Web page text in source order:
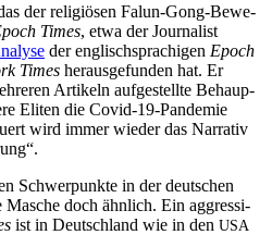
der reli­giö­sen Falun-Gong-Bewe­
Times, etwa der Jour­na­list
der eng­lisch­spra­chi­gen Epoch
Times her­aus­ge­fun­den hat. Er
Arti­keln auf­ge­stellte Behaup­
Eliten die Covid-19-Pan­de­mie
wird immer wieder das Nar­ra­tiv
Schwer­punkte in der deut­schen
Masche doch ähnlich. Ein aggres­si­
ist in Deutsch­land wie in den USA